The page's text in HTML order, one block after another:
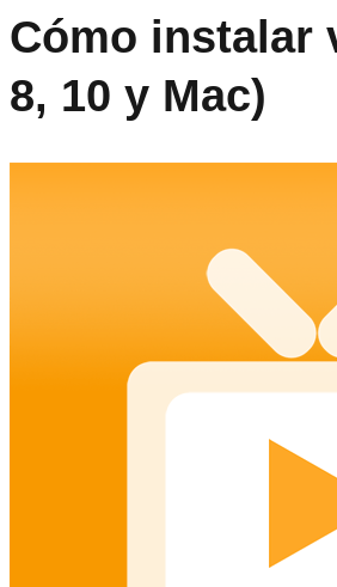
Cómo instalar
8, 10 y Mac)